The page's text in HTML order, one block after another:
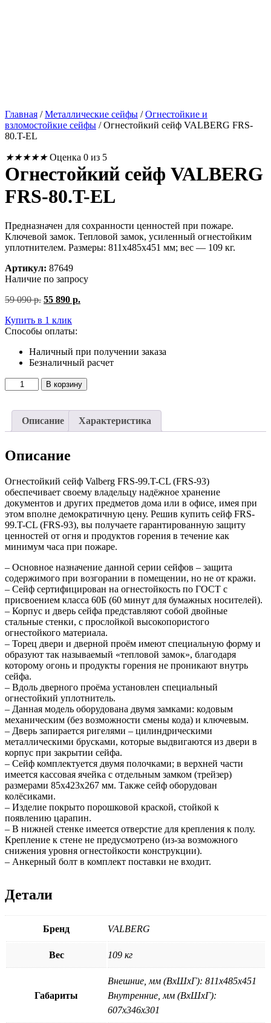
Главная /Металлические сейфы /Огнестойкие и
взломостойкие сейфы /Огнестойкий сейф VALBERG FRS-
80.T-EL
★★★★★ Оценка 0 из 5
Огнестойкий сейф VALBERG
FRS-80.T-EL
Предназначен для сохранности ценностей при пожаре.
Ключевой замок. Тепловой замок, усиленный огнестойким
уплотнителем. Размеры: 811x485x451 мм; вес — 109 кг.
Артикул: 87649
Наличие по запросу
59 090р. Первоначальная
составляла
59
р..
55 890 р.Текущая
Купить в 1 клик
Способы оплаты:
Наличный при получении заказа
Безналичный расчет
Количество
товара
сейф
VALBERG
80.T-
EL
В корзину
Описание Характеристика
Описание
Огнестойкий сейф Valberg FRS-99.T-CL (FRS-93)
обеспечивает своему владельцу надёжное хранение
документов и других предметов дома или в офисе, имея при
этом вполне демократичную цену. Решив купить сейф FRS-
99.T-CL (FRS-93), вы получаете гарантированную защиту
ценностей от огня и продуктов горения в течение как
минимум часа при пожаре.
– Основное назначение данной серии сейфов – защита
содержимого при возгорании в помещении, но не от кражи.
– Сейф сертифицирован на огнестойкость по ГОСТ с
присвоением класса 60Б (60 минут для бумажных носителей).
– Корпус и дверь сейфа представляют собой двойные
стальные стенки, с прослойкой высокопористого
огнестойкого материала.
– Торец двери и дверной проём имеют специальную форму и
образуют так называемый «тепловой замок», благодаря
которому огонь и продукты горения не проникают внутрь
сейфа.
– Вдоль дверного проёма установлен специальный
огнестойкий уплотнитель.
– Данная модель оборудована двумя замками: кодовым
механическим (без возможности смены кода) и ключевым.
– Дверь запирается ригелями – цилиндрическими
металлическими брусками, которые выдвигаются из двери в
корпус при закрытии сейфа.
– Сейф комплектуется двумя полочками; в верхней части
имеется кассовая ячейка с отдельным замком (трейзер)
размерами 85х423х267 мм. Также сейф оборудован
колёсиками.
– Изделие покрыто порошковой краской, стойкой к
появлению царапин.
– В нижней стенке имеется отверстие для крепления к полу.
Крепление к стене не предусмотрено (из-за возможного
снижения уровня огнестойкости конструкции).
– Анкерный болт в комплект поставки не входит.
Детали
Бренд VALBERG
Вес 109 кг
Габариты
Внешние, мм (ВхШхГ): 811x485x451
Внутренние, мм (ВхШхГ):
607x346x301